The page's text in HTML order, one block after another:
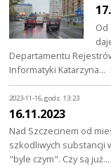
Od
Departamentu
Informatyki Katarzyna…
2023-11-16, godz. 13:23
16.11.2023
Nad Szczecinem od
szkodliwych substancji
"byle czym". Czy są już…